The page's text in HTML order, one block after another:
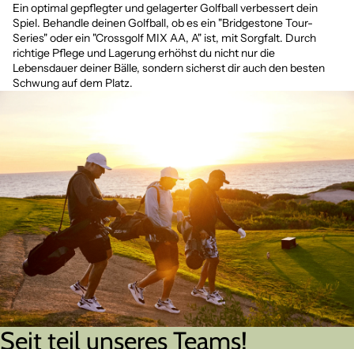
Ein optimal gepflegter und gelagerter Golfball verbessert dein
Spiel. Behandle deinen Golfball, ob es ein "Bridgestone Tour-
Series" oder ein "Crossgolf MIX AA, A" ist, mit Sorgfalt. Durch
richtige Pflege und Lagerung erhöhst du nicht nur die
Lebensdauer deiner Bälle, sondern sicherst dir auch den besten
Schwung auf dem Platz.
Seit teil unseres Teams!